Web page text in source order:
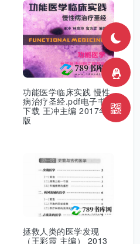
功能医学临床实践 慢性
病治疗圣经.pdf电子书
下载 王冲主编 2017年
版
拯救人类的医学发现
（王彩霞 主编） 2013